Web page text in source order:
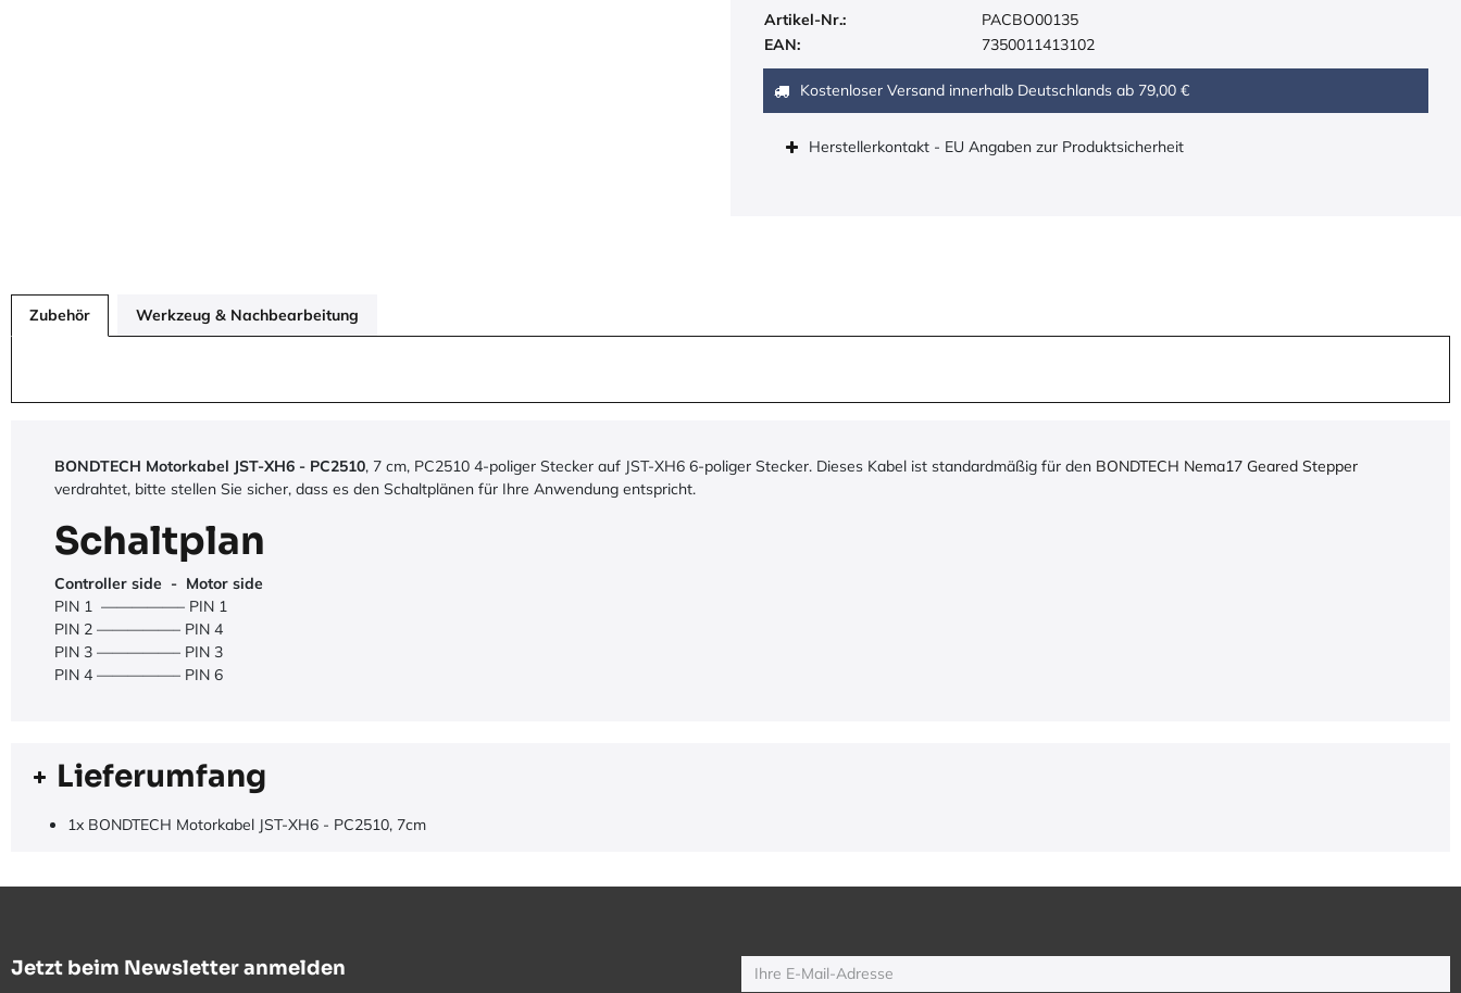
Artikel-Nr.:
PACBO00135
EAN:
7350011413102
Kostenloser Versand innerhalb Deutschlands ab 79,00 €
Herstellerkontakt - EU Angaben zur Produktsicherheit
Zubehör Werkzeug & Nachbearbeitung
BONDTECH Motorkabel JST-XH6 - PC2510, 7 cm, PC2510 4-poliger Stecker auf JST-XH6 6-poliger Stecker. Dieses Kabel ist standardmäßig für den BONDTECH Nema17 Geared Stepper
verdrahtet, bitte stellen Sie sicher, dass es den Schaltplänen für Ihre Anwendung entspricht.
Schaltplan
Controller side - Motor side
PIN 1 —————– PIN 1
PIN 2 —————– PIN 4
PIN 3 —————– PIN 3
PIN 4 —————– PIN 6
Lieferumfang
1x BONDTECH Motorkabel JST-XH6 - PC2510, 7cm
Jetzt beim Newsletter anmelden